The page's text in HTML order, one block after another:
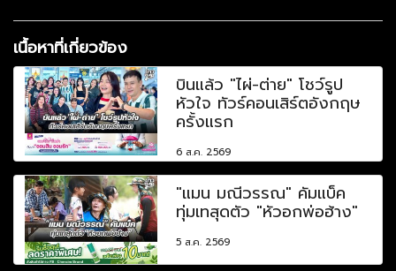
เนื้อหาที่เกี่ยวข้อง
บินแล้ว "ไผ่-ต่าย" โชว์รูป
หัวใจ ทัวร์คอนเสิร์ตอังกฤษ
ครั้งแรก
6 ส.ค. 2569
"แมน มณีวรรณ" คัมแบ็ค
ทุ่มเทสุดตัว "หัวอกพ่อฮ้าง"
5 ส.ค. 2569